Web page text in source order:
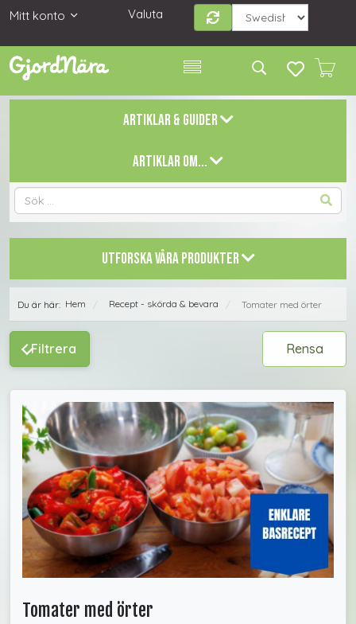
Mitt konto Valuta
ARTIKLAR & GUIDER
ARTIKLAR OM...
UTFORSKA VÅRA PRODUKTER
Du är här: Hem / Recept - skörda & bevara / Tomater med örter
Filtrera Rensa
Tomater med örter